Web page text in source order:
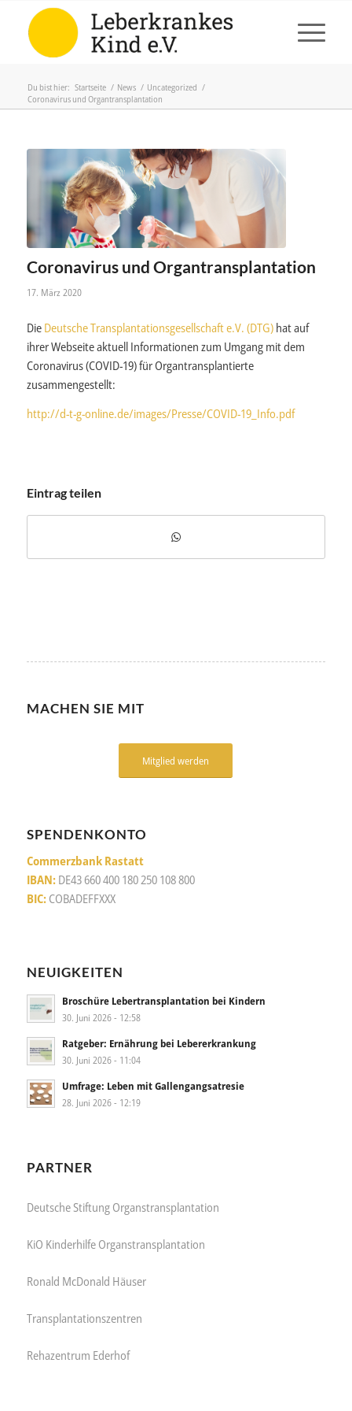
Du bist hier: Startseite / News / Uncategorized /
Coronavirus und Organtransplantation
Coronavirus und Organtransplantation
17. März 2020
Die Deutsche Transplantationsgesellschaft e.V. (DTG)hat auf
ihrer Webseite aktuell Informationen zum Umgang mit dem
Coronavirus (COVID-19)für Organtransplantierte
zusammengestellt:
http://d-t-g-online.de/images/Presse/COVID-19_Info.pdf
Eintrag teilen
MACHEN SIE MIT
Mitglied werden
SPENDENKONTO
Commerzbank Rastatt
IBAN: DE43 660 400 180 250 108 800
BIC: COBADEFFXXX
NEUIGKEITEN
Broschüre Lebertransplantation bei Kindern
30. Juni 2026 - 12:58
Ratgeber: Ernährung bei Lebererkrankung
30. Juni 2026 - 11:04
Umfrage: Leben mit Gallengangsatresie
28. Juni 2026 - 12:19
PARTNER
Deutsche Stiftung Organstransplantation
KiO Kinderhilfe Organstransplantation
Ronald McDonald Häuser
Transplantationszentren
Rehazentrum Ederhof